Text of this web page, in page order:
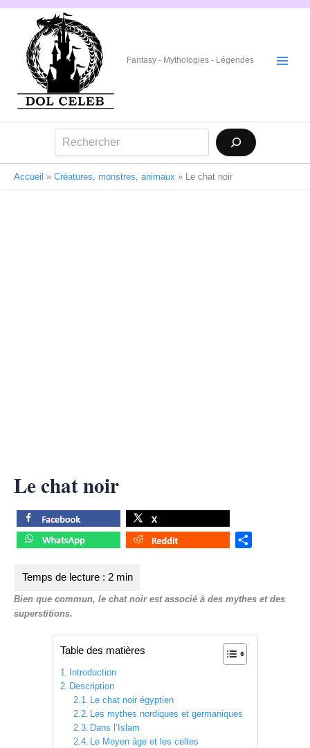
Aller
Fantasy - Mythologies - Légendes
Accueil » Créatures, monstres, animaux » Le chat noir
Le chat noir
e
Bien que commun, le chat noir est associé à des mythes et des
superstitions.
Table des matières
Introduction
Description
Le chat noir égyptien
Les mythes nordiques et germaniques
Dans l’Islam
Le Moyen âge et les celtes